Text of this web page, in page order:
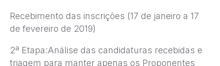
Recebimento das inscrições (17 de janeiro a 17
de fevereiro de 2019)
2ª Etapa:Análise das candidaturas recebidas e
triagem para manter apenas os Proponentes